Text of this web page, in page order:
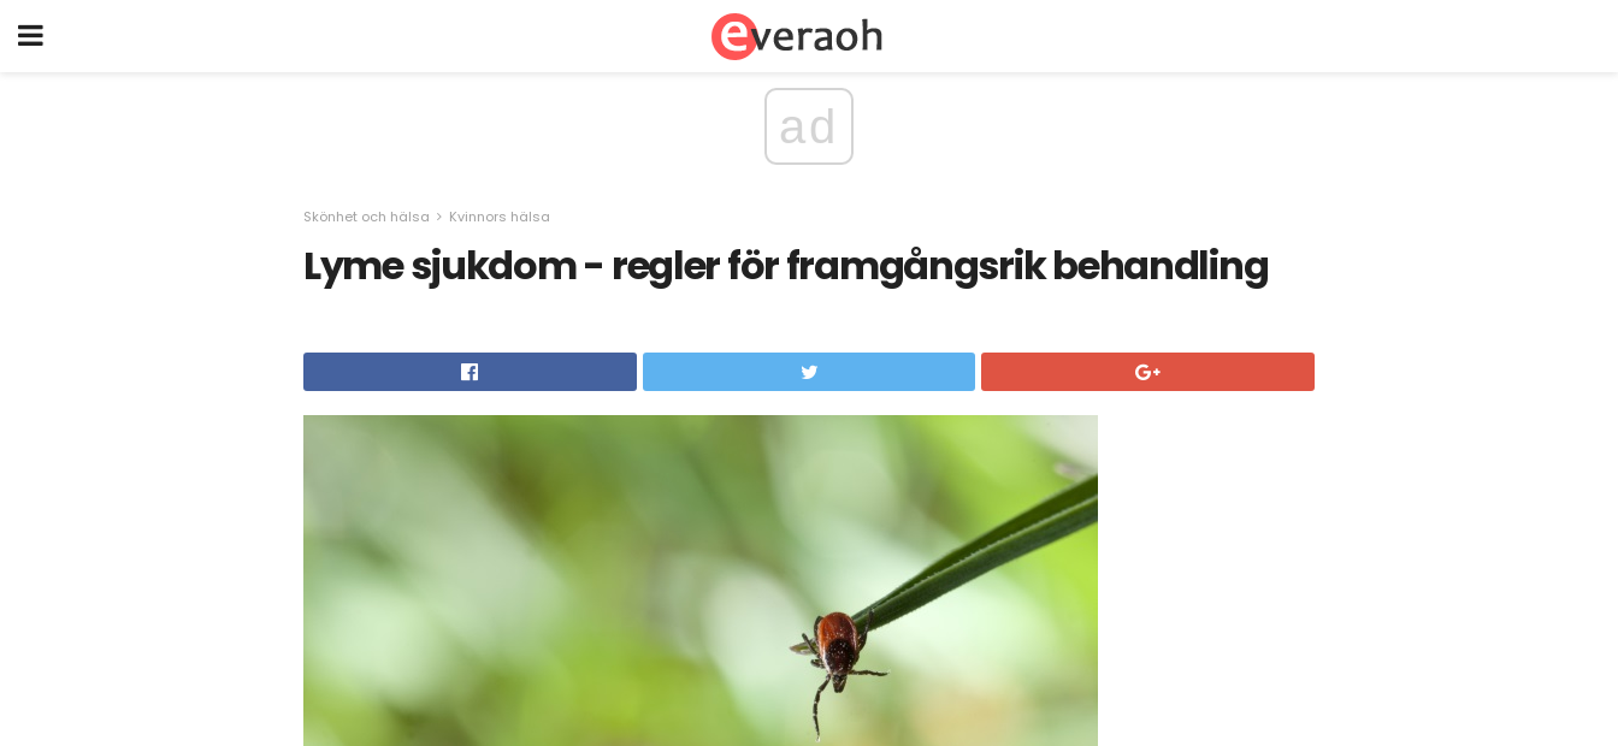
ad
Skönhet och hälsa Kvinnors hälsa
Lyme sjukdom - regler för framgångsrik behandling